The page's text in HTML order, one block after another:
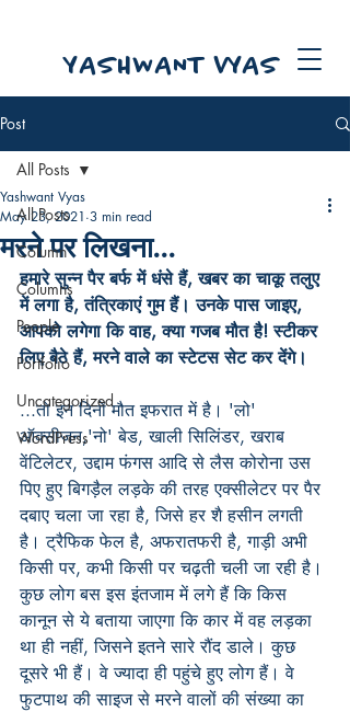
YASHWANT VYAS
Post
All Posts
Column
Columns
People
Portfolio
Uncategorized
WordPress
All Posts
मरने पर लिखना...
Yashwant Vyas
May 23, 2021 3 min read
हमारे सुन्न पैर बर्फ में धंसे हैं, खबर का चाकू तलुए
में लगा है, तंत्रिकाएं गुम हैं। उनके पास जाइए,
आपको लगेगा कि वाह, क्या गजब मौत है! स्टीकर
लिए बैठे हैं, मरने वाले का स्टेटस सेट कर देंगे।
...तो इन दिनों मौत इफरात में है। 'लो'
ऑक्सीजन,'नो' बेड, खाली सिलिंडर, खराब
वेंटिलेटर, उद्दाम फंगस आदि से लैस कोरोना उस
पिए हुए बिगड़ैल लड़के की तरह एक्सीलेटर पर पैर
दबाए चला जा रहा है, जिसे हर शै हसीन लगती
है। ट्रैफिक फेल है, अफरातफरी है, गाड़ी अभी
किसी पर, कभी किसी पर चढ़ती चली जा रही है।
कुछ लोग बस इस इंतजाम में लगे हैं कि किस
कानून से ये बताया जाएगा कि कार में वह लड़का
था ही नहीं, जिसने इतने सारे रौंद डाले। कुछ
दूसरे भी हैं। वे ज्यादा ही पहुंचे हुए लोग हैं। वे
फुटपाथ की साइज से मरने वालों की संख्या का